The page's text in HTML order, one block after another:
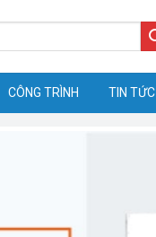
CÔNG TRÌNH TIN TỨC